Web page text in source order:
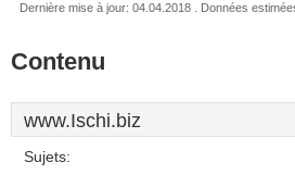
Dernière mise à jour: 04.04.2018 . Données
Contenu
www.Ischi.biz
Sujets: